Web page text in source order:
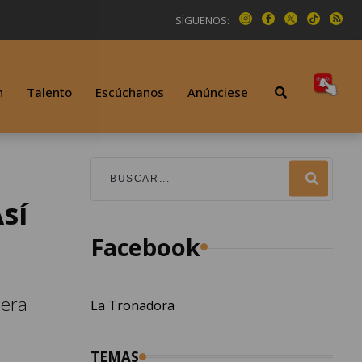
SÍGUENOS:
Talento Escúchanos Anúnciese
Facebook
La Tronadora
TEMAS